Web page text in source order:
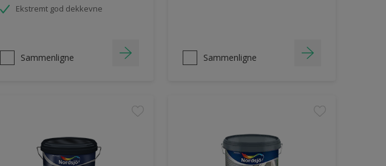
Ekstremt god dekkevne
Sammenligne Sammenligne